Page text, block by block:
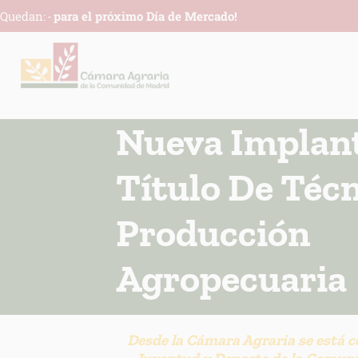
Quedan:-para el próximo Día de Mercado!
Nueva
Título De
Producción
Agropecuaria
Desde la Cámara Agraria se está